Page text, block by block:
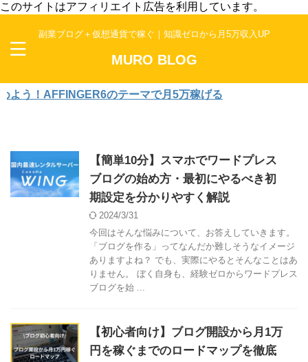
このサイトはアフィリエイト広告を利用しています。
副業ブログ＋仮想通貨で稼ぐ｜知識ゼロから月5万収入UP
MURO BLOG
AFFINGER6のテーマで月5万稼げる
【簡単10分】スマホでワードプレス
ブログの始め方・最初にやるべき初
期設定を分かりやすく解説
2024/3/31
今回はそんな悩みについて、お答えしていきます。
「ブログを作る」ってなんだか難しそうなイメージ
ありますよね？ でも、実際にやるとそんなことはあ
りません。 ぼく自身も、経験ゼロからワードプレス
ブログを始 ...
【初心者向け】ブログ開設から月1万
円を稼ぐまでのロードマップを徹底